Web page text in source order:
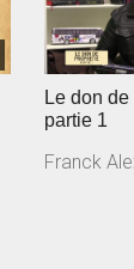
Le don
partie 1
Franck